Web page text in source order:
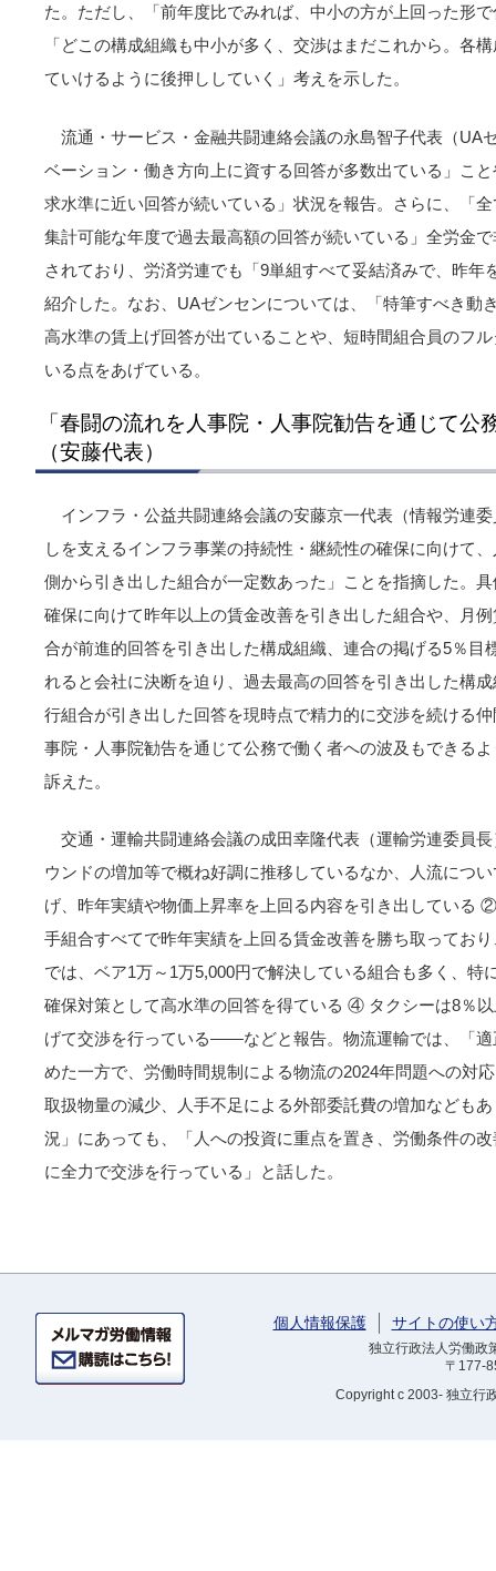
た。ただし、「前年度比でみれば、中小の方が上回った形
「どこの構成組織も中小が多く、交渉はまだこれから。各
ていけるように後押ししていく」考えを示した。
流通・サービス・金融共闘連絡会議の永島智子代表（UA
ベーション・働き方向上に資する回答が多数出ている」こ
求水準に近い回答が続いている」状況を報告。さらに、「
集計可能な年度で過去最高額の回答が続いている」全労金
されており、労済労連でも「9単組すべて妥結済みで、昨年
紹介した。なお、UAゼンセンについては、「特筆すべき動
高水準の賃上げ回答が出ていることや、短時間組合員のフ
いる点をあげている。
「春闘の流れを人事院・人事院勧告を通じて公
（安藤代表）
インフラ・公益共闘連絡会議の安藤京一代表（情報労連
しを支えるインフラ事業の持続性・継続性の確保に向けて
側から引き出した組合が一定数あった」ことを指摘した。
確保に向けて昨年以上の賃金改善を引き出した組合や、月
合が前進的回答を引き出した構成組織、連合の掲げる5％目
れると会社に決断を迫り、過去最高の回答を引き出した構
行組合が引き出した回答を現時点で精力的に交渉を続ける
事院・人事院勧告を通じて公務で働く者への波及もできる
訴えた。
交通・運輸共闘連絡会議の成田幸隆代表（運輸労連委員
ウンドの増加等で概ね好調に推移しているなか、人流につ
げ、昨年実績や物価上昇率を上回る内容を引き出している
手組合すべてで昨年実績を上回る賃金改善を勝ち取ってお
では、ベア1万～1万5,000円で解決している組合も多く、特
確保対策として高水準の回答を得ている ④ タクシーは8％
げて交渉を行っている――などと報告。物流運輸では、「
めた一方で、労働時間規制による物流の2024年問題への対
取扱物量の減少、人手不足による外部委託費の増加なども
況」にあっても、「人への投資に重点を置き、労働条件の
に全力で交渉を行っている」と話した。
個人情報保護 サイトの使い
独立行政法人労働
〒177-
Copyrightc 2003- 独立行